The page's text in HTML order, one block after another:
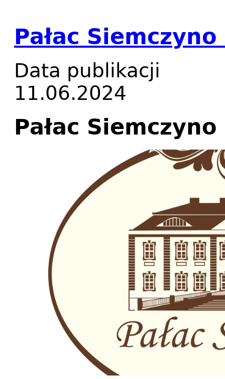
Pałac
Data publikacji
11.06.2024
Pałac